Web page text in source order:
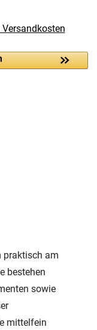
praktisch am
bestehen
sowie
mittelfein